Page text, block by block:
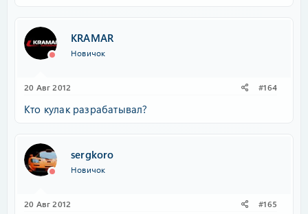
KRAMAR
Новичок
20 Авг 2012 #164
Кто кулак разрабатывал?
sergkoro
Новичок
20 Авг 2012 #165